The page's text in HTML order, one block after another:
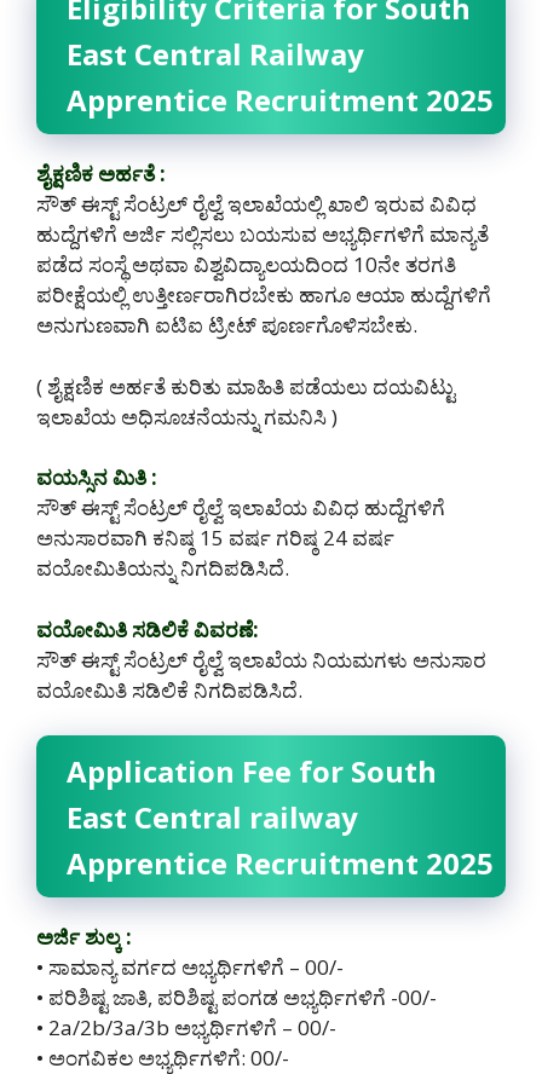
Eligibility Criteria for South
East Central Railway
Apprentice Recruitment 2025
ಶೈಕ್ಷಣಿಕ ಅರ್ಹತೆ :
ಸೌತ್ ಈಸ್ಟ್ ಸೆಂಟ್ರಲ್ ರೈಲ್ವೆ ಇಲಾಖೆಯಲ್ಲಿ ಖಾಲಿ ಇರುವ ವಿವಿಧ
ಹುದ್ದೆಗಳಿಗೆ ಅರ್ಜಿ ಸಲ್ಲಿಸಲು ಬಯಸುವ ಅಭ್ಯರ್ಥಿಗಳಿಗೆ ಮಾನ್ಯತೆ
ಪಡೆದ ಸಂಸ್ಥೆ ಅಥವಾ ವಿಶ್ವವಿದ್ಯಾಲಯದಿಂದ 10ನೇ ತರಗತಿ
ಪರೀಕ್ಷೆಯಲ್ಲಿ ಉತ್ತೀರ್ಣರಾಗಿರಬೇಕು ಹಾಗೂ ಆಯಾ ಹುದ್ದೆಗಳಿಗೆ
ಅನುಗುಣವಾಗಿ ಐಟಿಐ ಟ್ರೀಟ್ ಪೂರ್ಣಗೊಳಿಸಬೇಕು.
( ಶೈಕ್ಷಣಿಕ ಅರ್ಹತೆ ಕುರಿತು ಮಾಹಿತಿ ಪಡೆಯಲು ದಯವಿಟ್ಟು
ಇಲಾಖೆಯ ಅಧಿಸೂಚನೆಯನ್ನು ಗಮನಿಸಿ )
ವಯಸ್ಸಿನ ಮಿತಿ :
ಸೌತ್ ಈಸ್ಟ್ ಸೆಂಟ್ರಲ್ ರೈಲ್ವೆ ಇಲಾಖೆಯ ವಿವಿಧ ಹುದ್ದೆಗಳಿಗೆ
ಅನುಸಾರವಾಗಿ ಕನಿಷ್ಠ 15 ವರ್ಷ ಗರಿಷ್ಠ 24 ವರ್ಷ
ವಯೋಮಿತಿಯನ್ನು ನಿಗದಿಪಡಿಸಿದೆ.
ವಯೋಮಿತಿ ಸಡಿಲಿಕೆ ವಿವರಣೆ:
ಸೌತ್ ಈಸ್ಟ್ ಸೆಂಟ್ರಲ್ ರೈಲ್ವೆ ಇಲಾಖೆಯ ನಿಯಮಗಳು ಅನುಸಾರ
ವಯೋಮಿತಿ ಸಡಿಲಿಕೆ ನಿಗದಿಪಡಿಸಿದೆ.
Application Fee for South
East Central railway
Apprentice Recruitment 2025
ಅರ್ಜಿ ಶುಲ್ಕ :
• ಸಾಮಾನ್ಯ ವರ್ಗದ ಅಭ್ಯರ್ಥಿಗಳಿಗೆ – 00/-
• ಪರಿಶಿಷ್ಟ ಜಾತಿ, ಪರಿಶಿಷ್ಟ ಪಂಗಡ ಅಭ್ಯರ್ಥಿಗಳಿಗೆ -00/-
• 2a/2b/3a/3b ಅಭ್ಯರ್ಥಿಗಳಿಗೆ – 00/-
• ಅಂಗವಿಕಲ ಅಭ್ಯರ್ಥಿಗಳಿಗೆ: 00/-